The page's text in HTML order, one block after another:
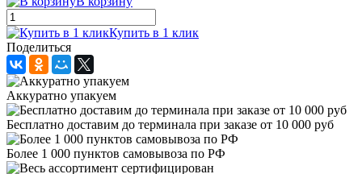
Купить в 1 клик
Поделиться
Аккуратно упакуем
Бесплатно доставим до терминала при заказе от 10 000 руб
Более 1 000 пунктов самовывоза по РФ